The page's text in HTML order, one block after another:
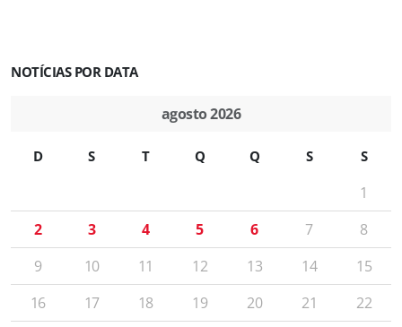
NOTÍCIAS POR DATA
agosto 2026
D S T Q Q S S
1
2
3 4 5 6 7
8
9
10 11 12 13 14
15
16
17 18 19 20 21
22